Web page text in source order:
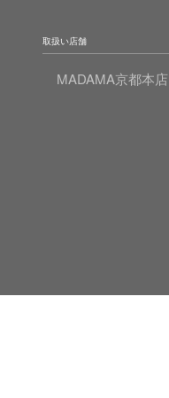
取扱い店舗
MADAMA京都本店